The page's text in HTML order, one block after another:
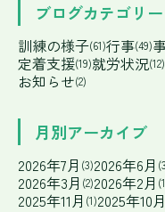
ブログカテゴリー
訓練の様子(61)行事(49)
定着支援(19)就労状況(12)
お知らせ(2)
月別アーカイブ
2026年7月 (3)2026年6月
2026年3月 (2)2026年2月
2025年11月 (1)2025年10月